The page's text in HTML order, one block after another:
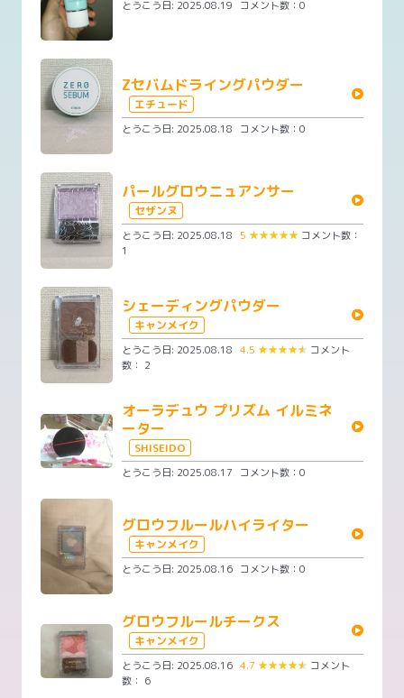
とうこう日: 2025.08.19 コメント数：0
Zセバムドライングパウダー
エチュード
とうこう日: 2025.08.18 コメント数：0
パールグロウニュアンサー
セザンヌ
とうこう日: 2025.08.18 5 ★★★★★ コメント数：
1
シェーディングパウダー
キャンメイク
とうこう日: 2025.08.18 4.5 ★★★★★ コメント
数： 2
オーラデュウ プリズム イルミネ
ーター
SHISEIDO
とうこう日: 2025.08.17 コメント数：0
グロウフルールハイライター
キャンメイク
とうこう日: 2025.08.16 コメント数：0
グロウフルールチークス
キャンメイク
とうこう日: 2025.08.16 4.7 ★★★★★ コメント
数： 6